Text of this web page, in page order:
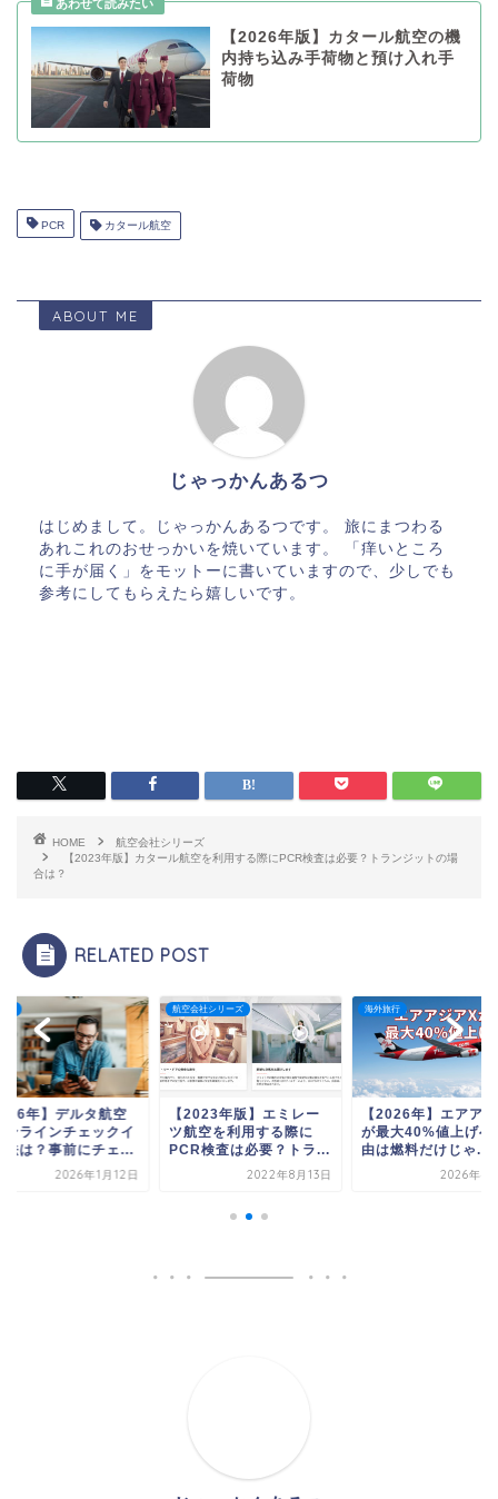
【2026年版】カタール航空の機
内持ち込み手荷物と預け入れ手
荷物
PCR カタール航空
ABOUT ME
じゃっかんあるつ
はじめまして。じゃっかんあるつです。 旅にまつわる
あれこれのおせっかいを焼いています。 「痒いところ
に手が届く」をモットーに書いていますので、少しでも
参考にしてもらえたら嬉しいです。
HOME
航空会社シリーズ
【2023年版】カタール航空を利用する際にPCR検査は必要？トランジットの場
合は？
RELATED POST
社シリーズ
年版】エミレー
空を利用する際に
検査は必要？トラ...
2022年8月13日
海外旅行
【2026年】エアアジアX
が最大40%値上げへ｜理
由は燃料だけじゃ...
2026年4月16日
海外旅行
【2026年】デルタ
のオンラインチェッ
ン方法は？事前にチ
2026年1